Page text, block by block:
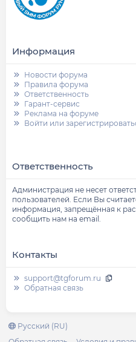
Информация
Новости форума
Правила форума
Ответственность
Гарант-сервис
Реклама на форуме
Войти или
Ответственность
Администрация не несет
пользователей. Если Вы
информация, запрещённая к
сообщить нам на email.
Контакты
support@tgforum.ru
Обратная связь
Русский (RU)